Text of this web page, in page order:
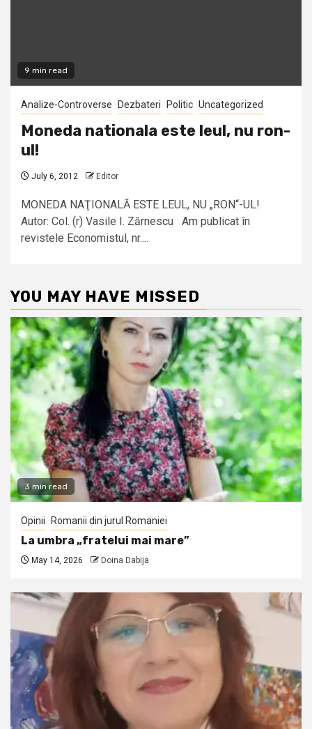
9 min read
Analize-Controverse Dezbateri Politic Uncategorized
Moneda nationala este leul, nu ron-
ul!
July 6, 2012 Editor
MONEDA NAŢIONALĂ ESTE LEUL, NU „RON“-UL!
Autor: Col. (r) Vasile I. Zărnescu Am publicat în
revistele Economistul, nr....
YOU MAY HAVE MISSED
3 min read
Opinii Romanii din jurul Romaniei
La umbra „fratelui mai mare”
May 14, 2026 Doina Dabija